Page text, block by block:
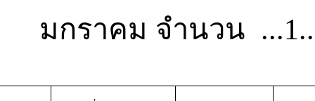
มกราคม จำนวน ...